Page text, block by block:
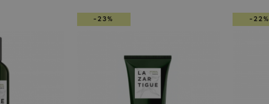
-23% -22%